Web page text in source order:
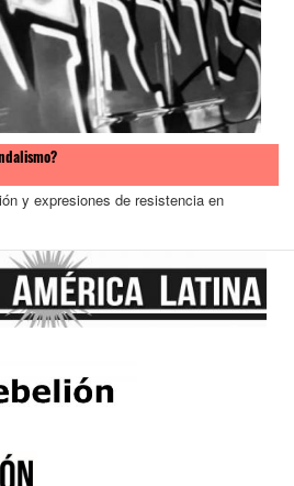
y expresiones de resistencia en